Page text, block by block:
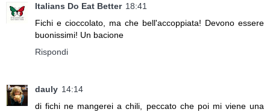
Italians Do Eat Better 18:41
Fichi e cioccolato, ma che bell'accoppiata! Devono essere
buonissimi! Un bacione
Rispondi
dauly 14:14
di fichi ne mangerei a chili, peccato che poi mi viene una